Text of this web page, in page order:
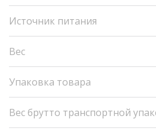
Источник питания
Вес
Упаковка товара
Вес брутто транспортной